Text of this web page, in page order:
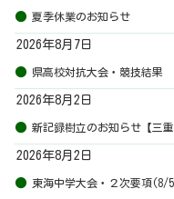
夏季休業のお知らせ
2026年8月7日
県高校対抗大会・競技結果
2026年8月2日
新記録樹立のお知らせ【三重
2026年8月2日
東海中学大会・２次要項(8/